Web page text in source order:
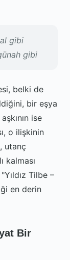
gibi
gibi
belki de
bir eşya
ise
o ilişkinin
utanç
kalması
Tilbe –
en derin
Bir